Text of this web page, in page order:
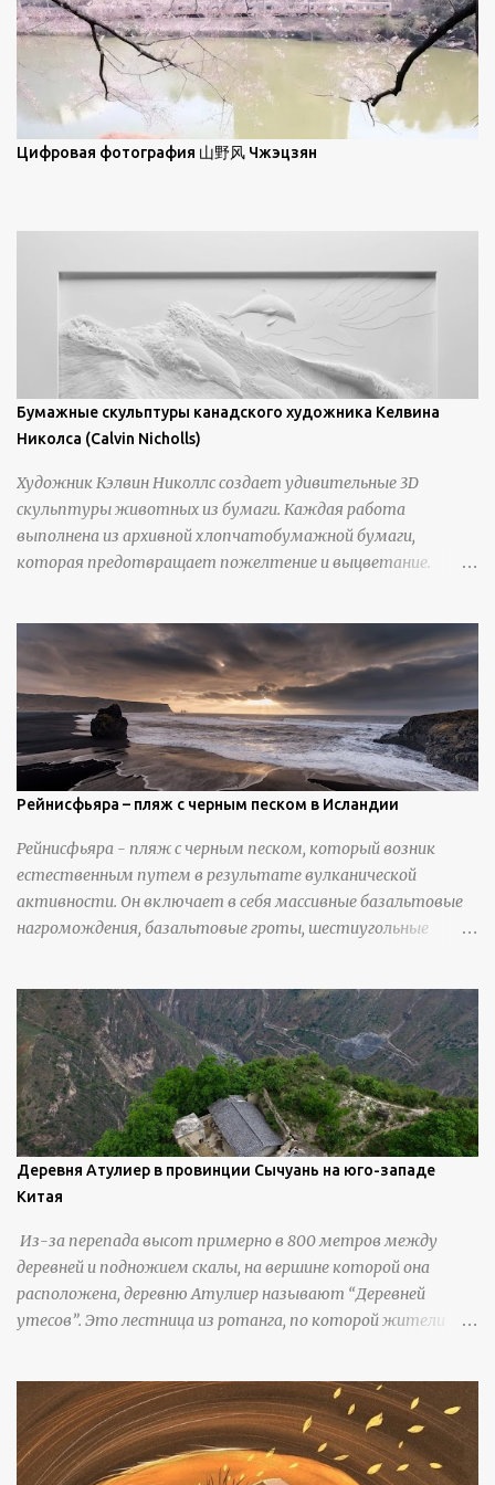
заявив, что "Такаюки Харада сочетает в себе классическую
элегантность живописи с реалиями современной жизни. В
некотором смысле, персонажи его картин предлагают
зрителям незаконченный рассказ, который усиливается его
уникальной манерой использования освещения". Для
просмотра всех работ, посетите страницу –
Цифровая фотография 山野风 Чжэцзян
Бумажные скульптуры канадского художника Келвина
Николса (Calvin Nicholls)
Художник Кэлвин Николлс создает удивительные 3D
скульптуры животных из бумаги. Каждая работа
выполнена из архивной хлопчатобумажной бумаги,
которая предотвращает пожелтение и выцветание.
инструменты для текстурирования, чтобы точно
вылепить каждую деталь. источник
https://calvinnicholls.com/
Рейнисфьяра – пляж с черным песком в Исландии
Рейнисфьяра - пляж с черным песком, который возник
естественным путем в результате вулканической
активности. Он включает в себя массивные базальтовые
нагромождения, базальтовые гроты, шестиугольные
Деревня Атулиер в провинции Сычуань на юго-западе
Китая
Из-за перепада высот примерно в 800 метров между
деревней и подножием скалы, на вершине которой она
расположена, деревню Атулиер называют “Деревней
утесов”. Это лестница из ротанга, по которой жители
стальными лестницами с защитными перилами, и
передвижение детей и жителей деревни было улучшено.
Подъем от подножия горы до вершины занимает до 4
часов. По словам местных жителей, их предки мигрировали